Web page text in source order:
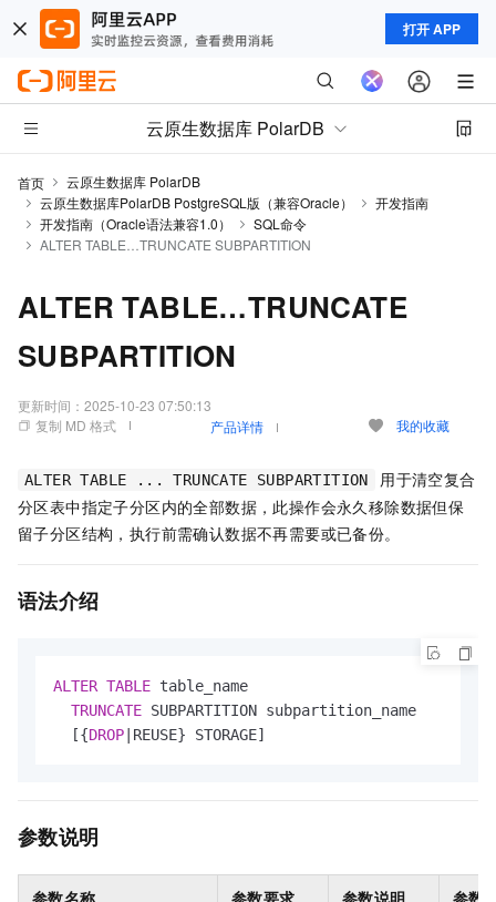
打开 APP
云原生数据库 PolarDB
首页
云原生数据库 PolarDB
云原生数据库PolarDB PostgreSQL版（兼容Oracle）
开发指南
开发指南（Oracle语法兼容1.0）
SQL命令
ALTER TABLE…TRUNCATE SUBPARTITION
ALTER TABLE…TRUNCATE
SUBPARTITION
更新时间： 2025-10-23 07:50:13
复制 MD 格式
产品详情 我的收藏
ALTER TABLE ... TRUNCATE SUBPARTITION
用于清空复合
分区表中指定子分区内的全部数据，此操作会永久移除数据但保
留子分区结构，执行前需确认数据不再需要或已备份。
语法介绍
ALTER TABLE table_name
TRUNCATE SUBPARTITION subpartition_name
  [{
DROP REUSE} STORAGE]
参数说明